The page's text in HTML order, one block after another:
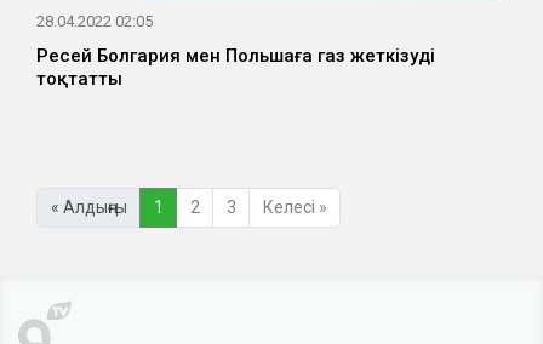
28.04.2022 02:05
Ресей Болгария мен Польшаға газ жеткізуді
тоқтатты
« Алдыңғы 1 2 3 Келесі »